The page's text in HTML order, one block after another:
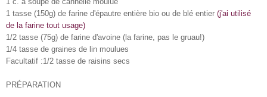
1 tasse (150g) de farine d'épautre entière bio ou de blé entier (j'ai utilisé
de la farine tout usage)
1/2 tasse (75g) de farine d'avoine (la farine, pas le gruau!)
1/4 tasse de graines de lin moulues
Facultatif :1/2 tasse de raisins secs
PRÉPARATION